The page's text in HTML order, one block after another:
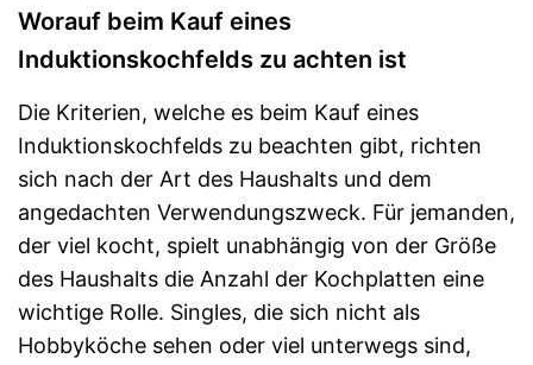
Worauf beim Kauf eines
Induktionskochfelds zu achten ist
Die Kriterien, welche es beim Kauf eines
Induktionskochfelds zu beachten gibt, richten
sich nach der Art des Haushalts und dem
angedachten Verwendungszweck. Für jemanden,
der viel kocht, spielt unabhängig von der Größe
des Haushalts die Anzahl der Kochplatten eine
wichtige Rolle. Singles, die sich nicht als
Hobbyköche sehen oder viel unterwegs sind,